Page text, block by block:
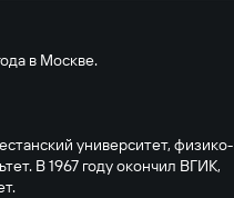
в Москве.
университет, физико-
В 1967 году окончил ВГИК,